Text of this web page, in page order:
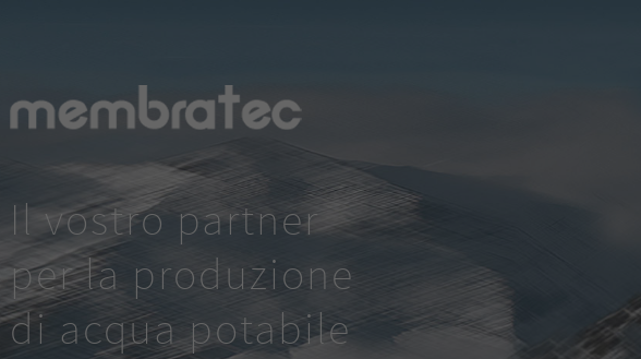
Il vostro partner
per la produzione
di acqua potabile